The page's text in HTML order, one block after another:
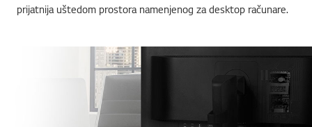
prijatnija uštedom prostora namenjenog za desktop računare.